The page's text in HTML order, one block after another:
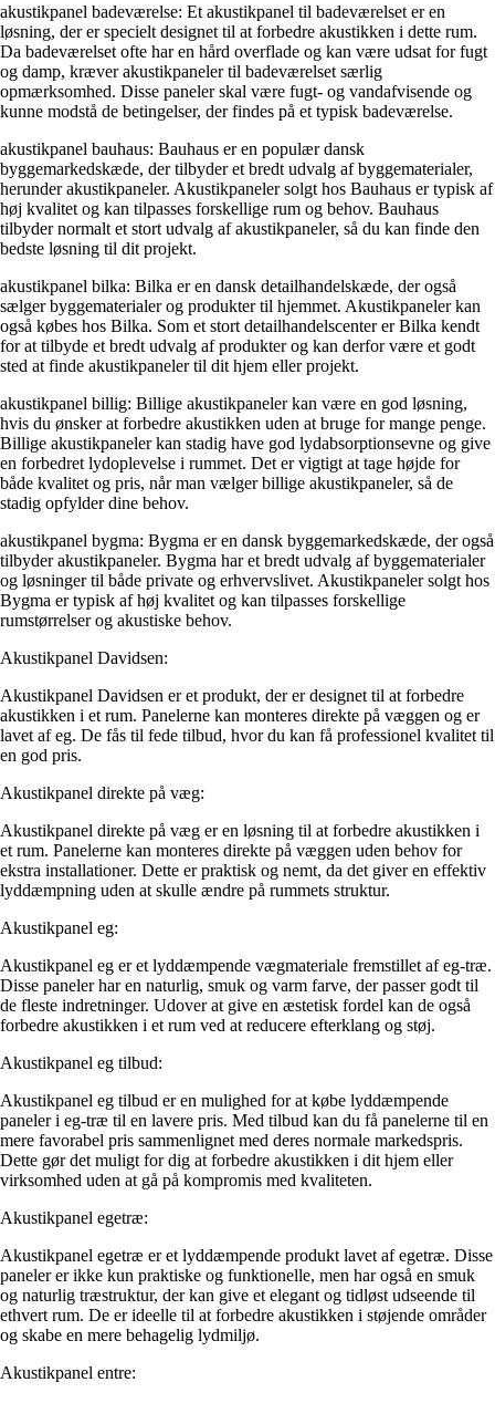
akustikpanel badeværelse: Et akustikpanel til badeværelset er en
løsning, der er specielt designet til at forbedre akustikken i dette rum.
Da badeværelset ofte har en hård overflade og kan være udsat for fugt
og damp, kræver akustikpaneler til badeværelset særlig
opmærksomhed. Disse paneler skal være fugt- og vandafvisende og
kunne modstå de betingelser, der findes på et typisk badeværelse.
akustikpanel bauhaus: Bauhaus er en populær dansk
byggemarkedskæde, der tilbyder et bredt udvalg af byggematerialer,
herunder akustikpaneler. Akustikpaneler solgt hos Bauhaus er typisk af
høj kvalitet og kan tilpasses forskellige rum og behov. Bauhaus
tilbyder normalt et stort udvalg af akustikpaneler, så du kan finde den
bedste løsning til dit projekt.
akustikpanel bilka: Bilka er en dansk detailhandelskæde, der også
sælger byggematerialer og produkter til hjemmet. Akustikpaneler kan
også købes hos Bilka. Som et stort detailhandelscenter er Bilka kendt
for at tilbyde et bredt udvalg af produkter og kan derfor være et godt
sted at finde akustikpaneler til dit hjem eller projekt.
akustikpanel billig: Billige akustikpaneler kan være en god løsning,
hvis du ønsker at forbedre akustikken uden at bruge for mange penge.
Billige akustikpaneler kan stadig have god lydabsorptionsevne og give
en forbedret lydoplevelse i rummet. Det er vigtigt at tage højde for
både kvalitet og pris, når man vælger billige akustikpaneler, så de
stadig opfylder dine behov.
akustikpanel bygma: Bygma er en dansk byggemarkedskæde, der også
tilbyder akustikpaneler. Bygma har et bredt udvalg af byggematerialer
og løsninger til både private og erhvervslivet. Akustikpaneler solgt hos
Bygma er typisk af høj kvalitet og kan tilpasses forskellige
rumstørrelser og akustiske behov.
Akustikpanel Davidsen:
Akustikpanel Davidsen er et produkt, der er designet til at forbedre
akustikken i et rum. Panelerne kan monteres direkte på væggen og er
lavet af eg. De fås til fede tilbud, hvor du kan få professionel kvalitet til
en god pris.
Akustikpanel direkte på væg:
Akustikpanel direkte på væg er en løsning til at forbedre akustikken i
et rum. Panelerne kan monteres direkte på væggen uden behov for
ekstra installationer. Dette er praktisk og nemt, da det giver en effektiv
lyddæmpning uden at skulle ændre på rummets struktur.
Akustikpanel eg:
Akustikpanel eg er et lyddæmpende vægmateriale fremstillet af eg-træ.
Disse paneler har en naturlig, smuk og varm farve, der passer godt til
de fleste indretninger. Udover at give en æstetisk fordel kan de også
forbedre akustikken i et rum ved at reducere efterklang og støj.
Akustikpanel eg tilbud:
Akustikpanel eg tilbud er en mulighed for at købe lyddæmpende
paneler i eg-træ til en lavere pris. Med tilbud kan du få panelerne til en
mere favorabel pris sammenlignet med deres normale markedspris.
Dette gør det muligt for dig at forbedre akustikken i dit hjem eller
virksomhed uden at gå på kompromis med kvaliteten.
Akustikpanel egetræ:
Akustikpanel egetræ er et lyddæmpende produkt lavet af egetræ. Disse
paneler er ikke kun praktiske og funktionelle, men har også en smuk
og naturlig træstruktur, der kan give et elegant og tidløst udseende til
ethvert rum. De er ideelle til at forbedre akustikken i støjende områder
og skabe en mere behagelig lydmiljø.
Akustikpanel entre: